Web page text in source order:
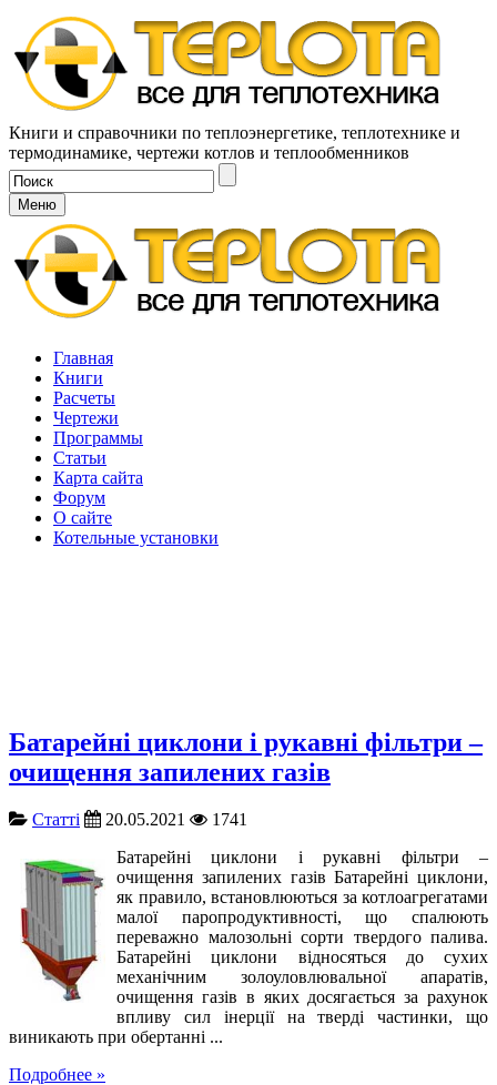
Книги и справочники по теплоэнергетике, теплотехнике и
термодинамике, чертежи котлов и теплообменников
Меню
Главная
Книги
Расчеты
Чертежи
Программы
Статьи
Карта сайта
Форум
О сайте
Котельные установки
Батарейні циклони і рукавні фільтри –
очищення запилених газів
Cтатті 20.05.2021
1741
Батарейні циклони і рукавні фільтри –
очищення запилених газів Батарейні циклони,
як правило, встановлюються за котлоагрегатами
малої паропродуктивності, що спалюють
переважно малозольні сорти твердого палива.
Батарейні циклони відносяться до сухих
механічним золоуловлювальної апаратів,
очищення газів в яких досягається за рахунок
впливу сил інерції на тверді частинки, що
виникають при обертанні ...
Подробнее »